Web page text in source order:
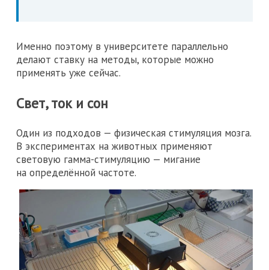
Именно поэтому в университете параллельно
делают ставку на методы, которые можно
применять уже сейчас.
Свет, ток и сон
Один из подходов — физическая стимуляция мозга.
В экспериментах на животных применяют
световую гамма-стимуляцию — мигание
на определённой частоте.